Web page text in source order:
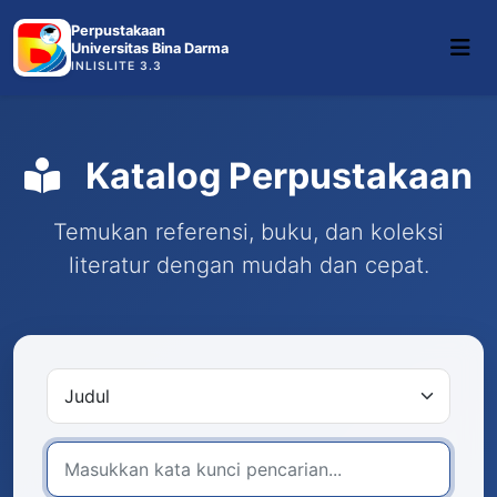
Perpustakaan
Universitas Bina Darma
INLISLITE 3.3
Katalog Perpustakaan
Temukan referensi, buku, dan koleksi
literatur dengan mudah dan cepat.